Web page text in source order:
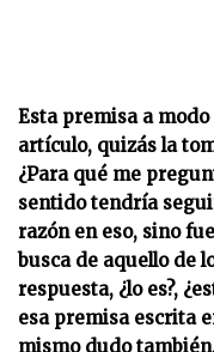
Esta premisa a
artículo, quizás la
¿Para qué me
sentido tendría
razón en eso, sino
busca de aquello de
respuesta, ¿lo es?,
esa premisa escrita
mismo dudo